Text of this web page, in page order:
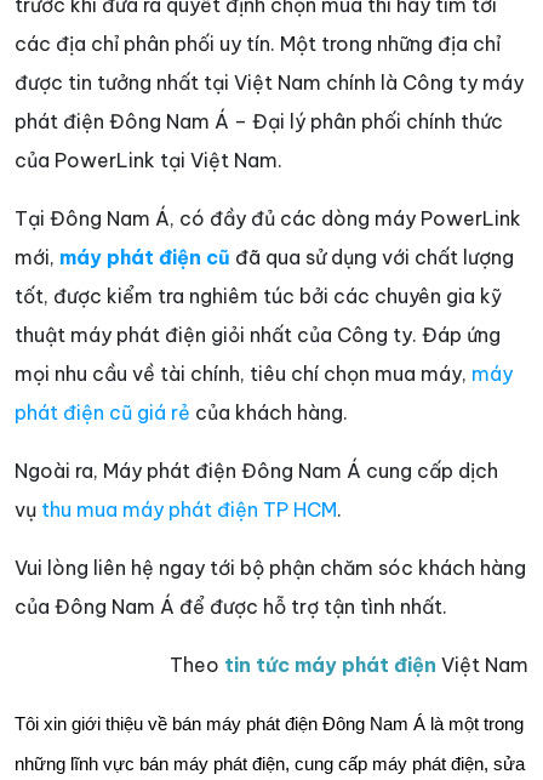
trước khi đưa ra quyết định chọn mua thì hãy tìm tới
các địa chỉ phân phối uy tín. Một trong những địa chỉ
được tin tưởng nhất tại Việt Nam chính là Công ty máy
phát điện Đông Nam Á – Đại lý phân phối chính thức
của PowerLink tại Việt Nam.
Tại Đông Nam Á, có đầy đủ các dòng máy PowerLink
mới, máy phát điện cũ đã qua sử dụng với chất lượng
tốt, được kiểm tra nghiêm túc bởi các chuyên gia kỹ
thuật máy phát điện giỏi nhất của Công ty. Đáp ứng
mọi nhu cầu về tài chính, tiêu chí chọn mua máy, máy
phát điện cũ giá rẻ của khách hàng.
Ngoài ra, Máy phát điện Đông Nam Á cung cấp dịch
vụ thu mua máy phát điện TP HCM.
Vui lòng liên hệ ngay tới bộ phận chăm sóc khách hàng
của Đông Nam Á để được hỗ trợ tận tình nhất.
Theo tin tức máy phát điện Việt Nam
Tôi xin giới thiệu về bán máy phát điện Đông Nam Á là một trong
những lĩnh vực bán máy phát điện, cung cấp máy phát điện, sửa